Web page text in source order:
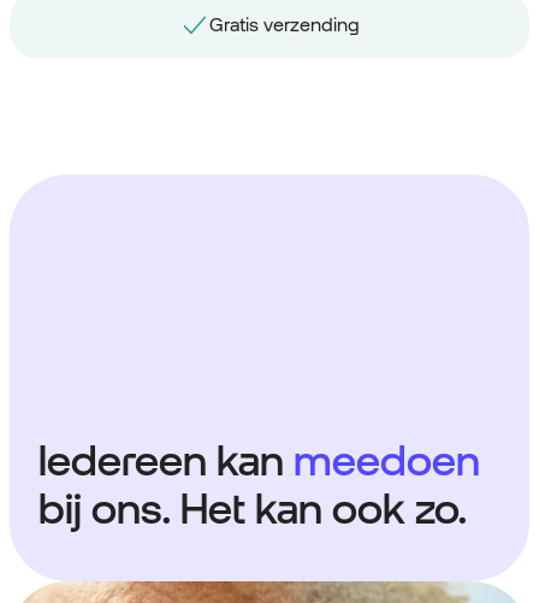
Gratis nummerbehoud
Iedereen kan meedoen
bij ons. Het kan ook zo.